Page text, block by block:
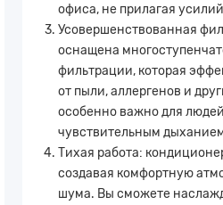
офиса, не прилагая
Усовершенствованная
оснащена
фильтрации, которая
от пыли, аллергенов и
особенно важно для
чувствительным
Тихая работа:
создавая комфортную
шума. Вы сможете